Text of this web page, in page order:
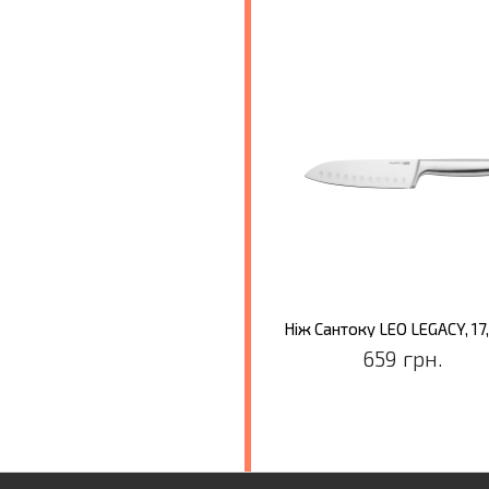
Ніж Сантоку LEO LEGACY,
659 грн.